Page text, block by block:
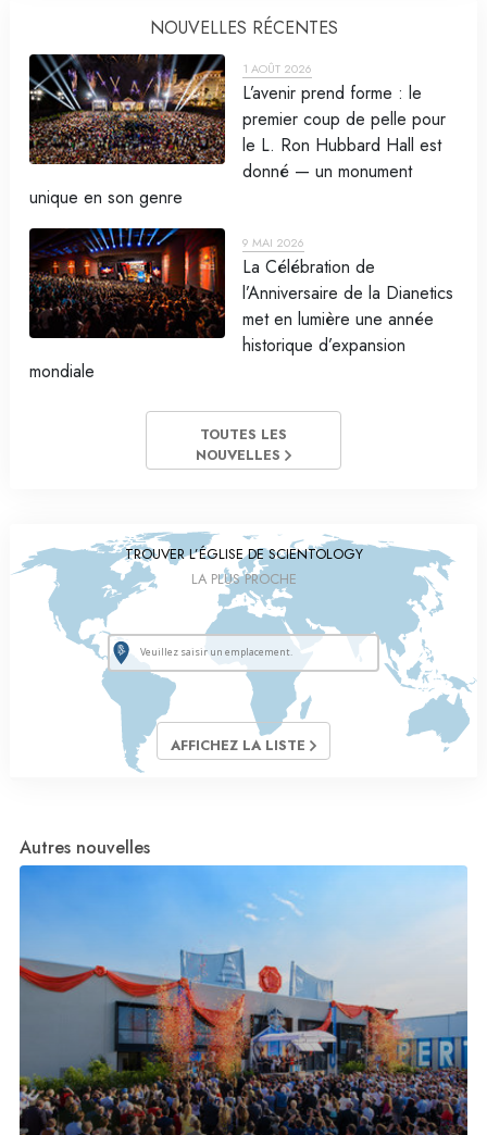
NOUVELLES RÉCENTES
1 AOÛT 2026
L’avenir prend forme : le
premier coup de pelle pour
le L. Ron Hubbard Hall est
donné — un monument
unique en son genre
9 MAI 2026
La Célébration de
l’Anniversaire de la Dianetics
met en lumière une année
historique d’expansion
mondiale
TOUTES LES
NOUVELLES
TROUVER L’ÉGLISE DE SCIENTOLOGY
LA PLUS PROCHE
AFFICHEZ LA LISTE
Autres nouvelles